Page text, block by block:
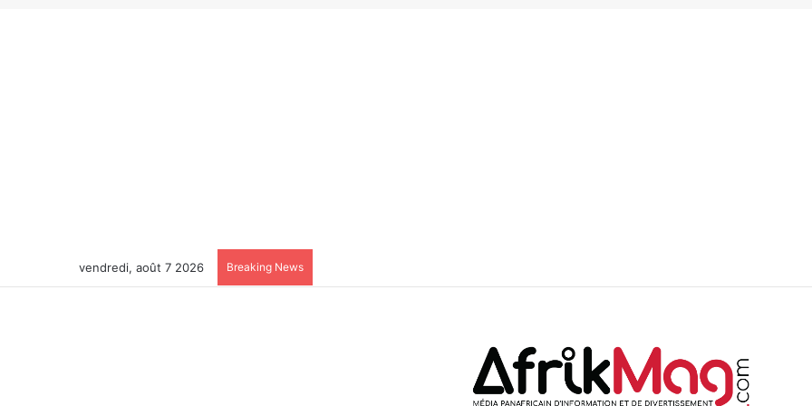
vendredi, août 7 2026 Breaking News